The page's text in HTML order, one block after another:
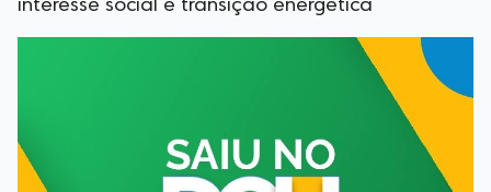
interesse social e transição energética